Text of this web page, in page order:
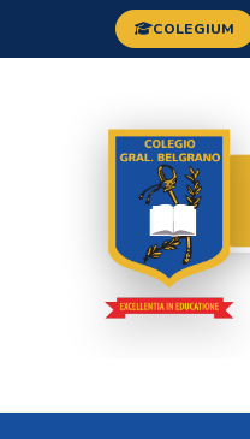
COLEGIUM